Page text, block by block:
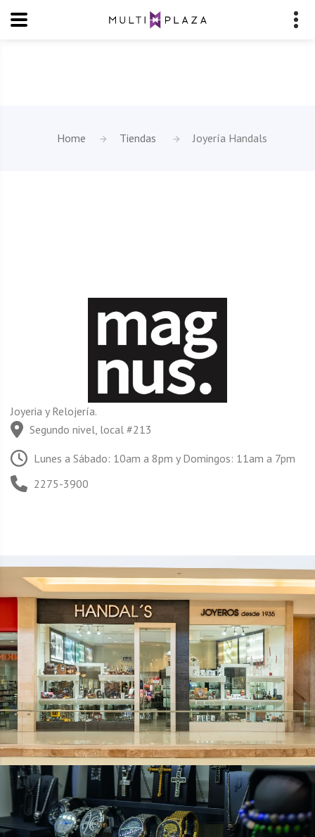
Home Tiendas Joyería Handals
Joyeria y Relojería.
Segundo nivel, local #213
Lunes a Sábado: 10am a 8pm y Domingos: 11am a 7pm
2275-3900